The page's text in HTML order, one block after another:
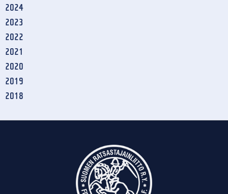
2024
2023
2022
2021
2020
2019
2018